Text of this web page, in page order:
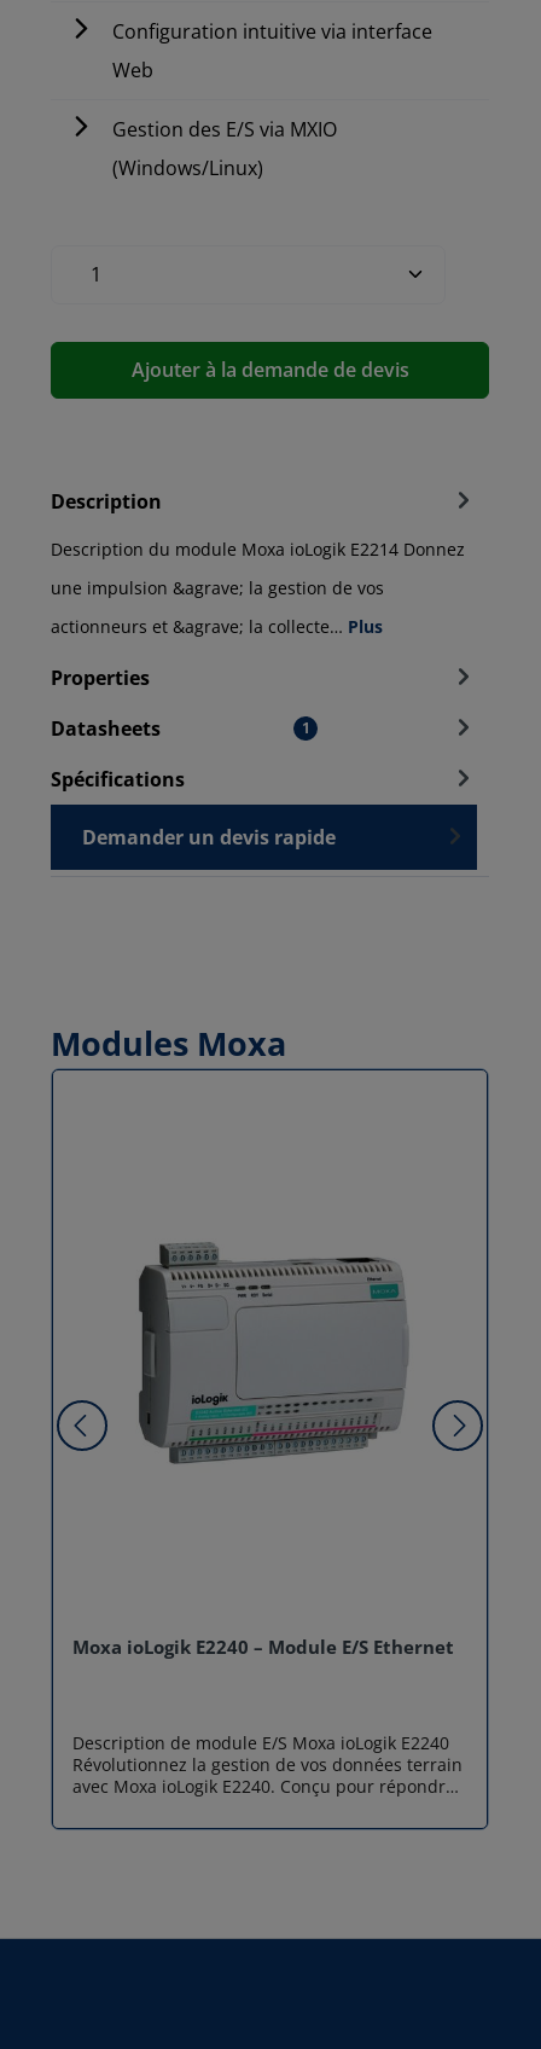
Configuration intuitive via interface
Web
Gestion des E/S via MXIO
(Windows/Linux)
Ajouter à la demande de devis
Description
Description du module Moxa ioLogik E2214 Donnez
une impulsion &agrave; la gestion de vos
actionneurs et &agrave; la collecte… Plus
Properties
Datasheets
1
Spécifications
Demander un devis rapide
Modules Moxa
Moxa ioLogik E2240 – Module E/S Ethernet
Description de module E/S Moxa ioLogik E2240
Révolutionnez la gestion de vos données terrain
avec Moxa ioLogik E2240. Conçu pour répondre
module E/S Ethernet décentralisé transcende
passifs basés sur un requêtage (polling) continu